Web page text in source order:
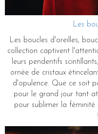
Les
Les boucles d'oreilles,
collection captivent
leurs pendentifs
ornée de cristaux
d'opulence. Que ce soit
pour le grand jour tant
pour sublimer la